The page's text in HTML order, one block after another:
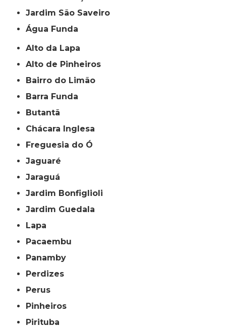
jardim São Saveiro
Água Funda
Alto da Lapa
Alto de Pinheiros
Bairro do Limão
Barra Funda
Butantã
Chácara Inglesa
Freguesia do Ó
Jaguaré
Jaraguá
Jardim Bonfiglioli
Jardim Guedala
Lapa
Pacaembu
Panamby
Perdizes
Perus
Pinheiros
Pirituba